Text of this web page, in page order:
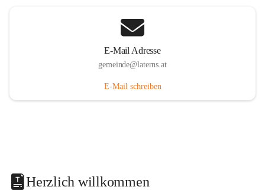
E-Mail Adresse
gemeinde@laterns.at
E-Mail schreiben
Herzlich willkommen